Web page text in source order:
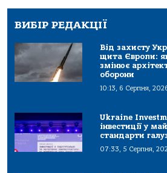
ВИБІР РЕДАКЦІЇ
Від захисту
щита Європи:
змінює
оборони
10:13, 6 Серпня,
Ukraine
інвестиції у
стандарти
07:33, 5 Серпня,